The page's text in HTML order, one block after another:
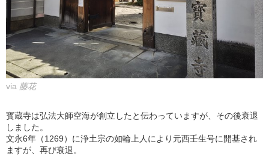
via 藤花
寳蔵寺は弘法大師空海が創立したと伝わっていますが、その後衰退
しました。
文永6年（1269）に浄土宗の如輪上人により元西壬生号に開基され
ますが、再び衰退。